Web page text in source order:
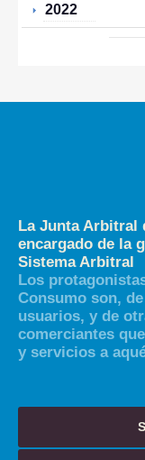
2022
La Junta Arbitral
encargado de la
Sistema Arbitral
Los
Consumo son,
usuarios, y de
comerciantes
y servicios a